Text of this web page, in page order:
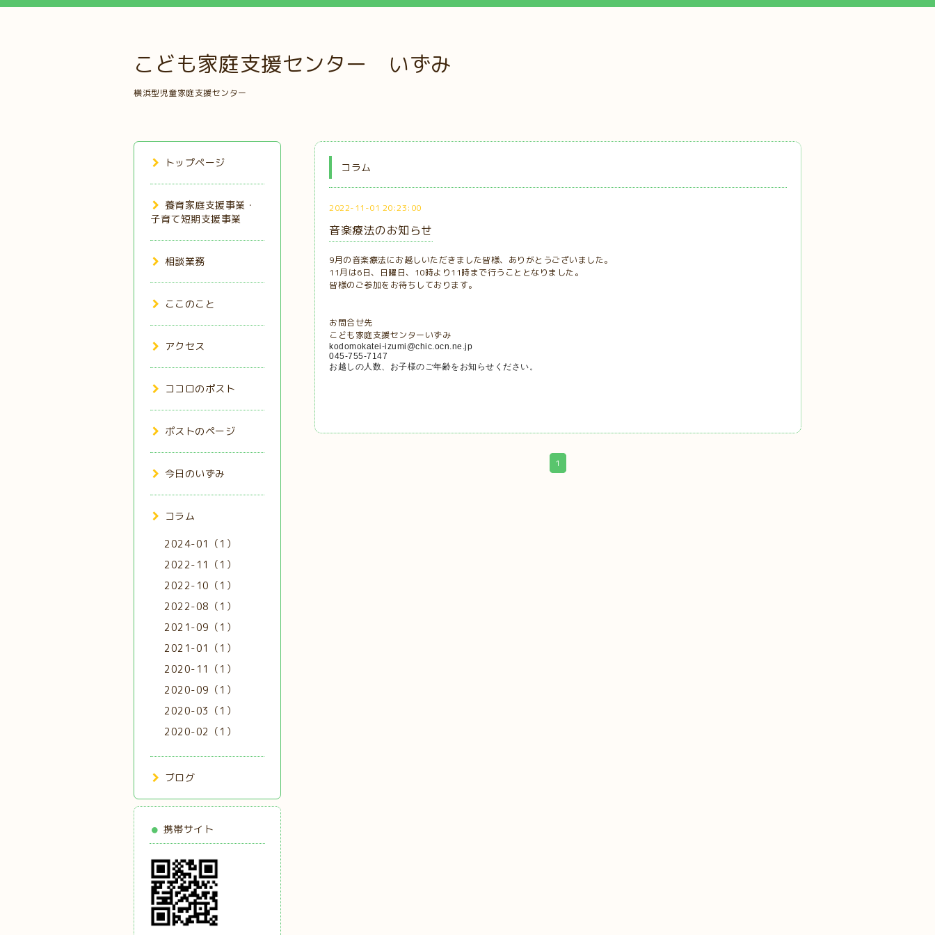
こども家庭支援センター いずみ
横浜型児童家庭支援センター
コラム
2022-11-01 20:23:00
音楽療法のお知らせ
9月の音楽療法にお越しいただきました皆様、ありがとうございました。
11月は6日、日曜日、10時より11時まで行うこととなりました。
皆様のご参加をお待ちしております。
お問合せ先
こども家庭支援センターいずみ
kodomokatei-izumi@chic.ocn.ne.jp
045-755-7147
お越しの人数、お子様のご年齢をお知らせください。
1
トップページ
養育家庭支援事業・
子育て短期支援事業
相談業務
ここのこと
アクセス
ココロのポスト
ポストのページ
今日のいずみ
コラム
2024-01（1）
2022-11（1）
2022-10（1）
2022-08（1）
2021-09（1）
2021-01（1）
2020-11（1）
2020-09（1）
2020-03（1）
2020-02（1）
ブログ
携帯サイト